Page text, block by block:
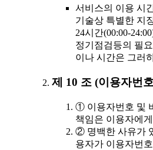
서비스의 이용 시
기술상 특별한 지
24시간(00:00-
정기점검등의 필
이나 시간은 그러
제 10 조 (이용자번
① 이용자번호 및
책임은 이용자에
② 명백한 사유가
용자가 이용자번